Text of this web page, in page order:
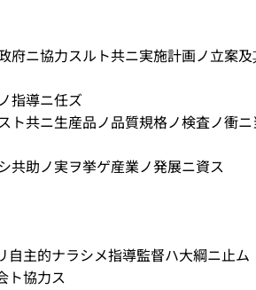
ニ協力スルト共ニ実施計画ノ立案
指導ニ任ズ
共ニ生産品ノ品質規格ノ検査ノ衝ニ
助ノ実ヲ挙ゲ産業ノ発展ニ資ス
主的ナラシメ指導監督ハ大綱ニ止ム
ト協力ス